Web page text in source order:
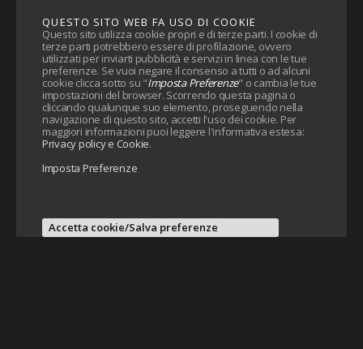
QUESTO SITO WEB FA USO DI COOKIE
Questo sito utilizza cookie propri e di terze parti. I cookie di
terze parti potrebbero essere di profilazione, ovvero
utilizzati per inviarti pubblicità e servizi in linea con le tue
preferenze. Se vuoi negare il consenso a tutti o ad alcuni
cookie clicca sotto su "Imposta Preferenze" o cambia le tue
impostazioni del browser. Scorrendo questa pagina o
cliccando qualunque suo elemento, proseguendo nella
navigazione di questo sito, accetti l'uso dei cookie. Per
maggiori informazioni puoi leggere l'informativa estesa:
Privacy policy e Cookie.
Imposta Preferenze
Accetta cookie/Salva preferenze